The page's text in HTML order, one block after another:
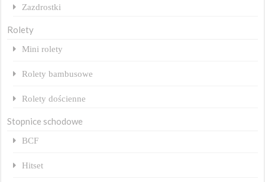
Zazdrostki
Rolety
Mini rolety
Rolety bambusowe
Rolety dościenne
Stopnice schodowe
BCF
Hitset